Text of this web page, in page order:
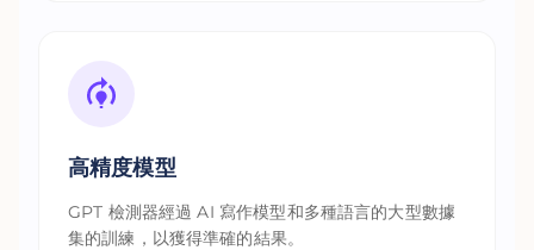
高精度模型
GPT 檢測器經過 AI 寫作模型和多種語言的大型數據
集的訓練，以獲得準確的結果。